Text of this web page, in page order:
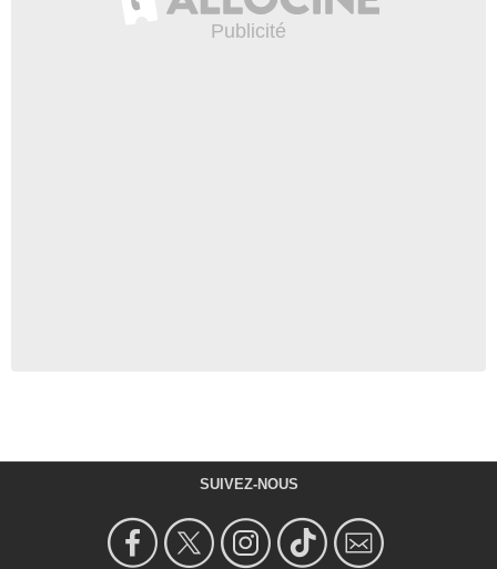
SUIVEZ-NOUS